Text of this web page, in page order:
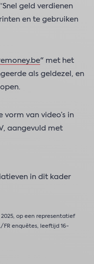
geld verdienen
en te gebruiken
" met het
als geldezel, en
vorm van video’s in
aangevuld met
in dit kader
op een representatief
FR enquêtes, leeftijd 16-